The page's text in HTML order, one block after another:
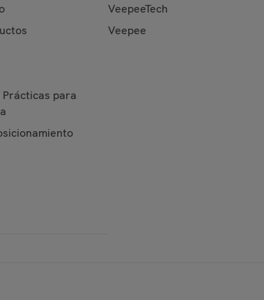
para
VeepeeTech
Veepee